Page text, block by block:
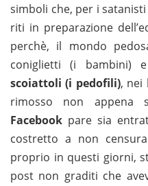
simboli che, per i
riti in preparazione
perchè, il mondo
coniglietti (i bambini)
scoiattoli (i pedofili), nei
rimosso non appena
Facebook pare sia
costretto a non
proprio in questi giorni,
post non graditi che